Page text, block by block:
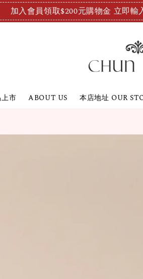
加入會員領取$200元購物金 立即
市 ABOUT US 本店地址 OUR